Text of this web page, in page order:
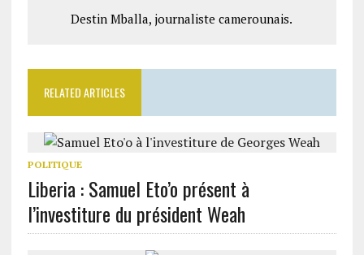
Destin Mballa, journaliste camerounais.
RELATED ARTICLES
POLITIQUE
Liberia : Samuel Eto’o présent à
l’investiture du président Weah